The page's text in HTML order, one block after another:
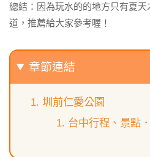
總結：因為玩水的的地方只有夏
道，推薦給大家參考喔！
章節連結
圳前仁愛公園
台中行程、景點